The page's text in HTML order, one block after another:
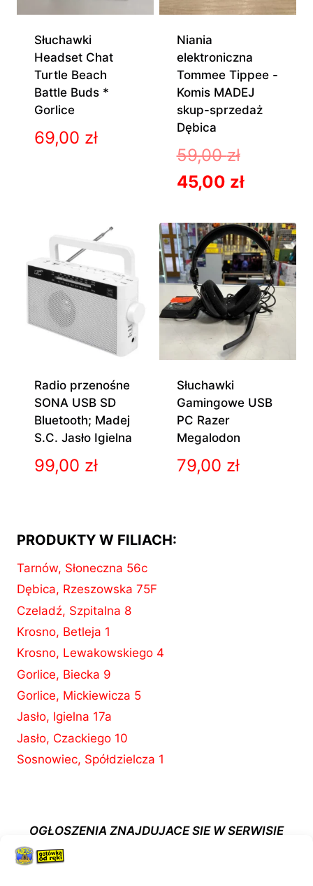
Słuchawki
Headset Chat
Turtle Beach
Battle Buds *
Gorlice
69,00 zł
Niania
elektroniczna
Tommee Tippee -
Komis MADEJ
skup-sprzedaż
Dębica
59,00zł
cena
59,00 zł.
45,00 złAktualna
wynosi:
45,00 zł.
Radio przenośne
SONA USB SD
Bluetooth; Madej
S.C. Jasło Igielna
99,00 zł
Słuchawki
Gamingowe USB
PC Razer
Megalodon
79,00 zł
PRODUKTY W FILIACH:
Tarnów, Słoneczna 56c
Dębica, Rzeszowska 75F
Czeladź, Szpitalna 8
Krosno, Betleja 1
Krosno, Lewakowskiego 4
Gorlice, Biecka 9
Gorlice, Mickiewicza 5
Jasło, Igielna 17a
Jasło, Czackiego 10
Sosnowiec, Spółdzielcza 1
OGŁOSZENIA ZNAJDUJĄCE SIĘ W SERWISIE
WWW.KOMISMADEJ.PL NIE STANOWIĄ OFERTY
W MYŚL ART. 66, PAR. 1 KODEKSU CYWILNEGO.